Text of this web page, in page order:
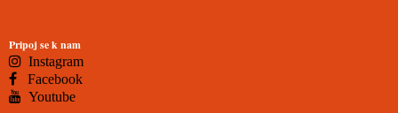
Pripoj se k nam
Instagram
Facebook
Youtube